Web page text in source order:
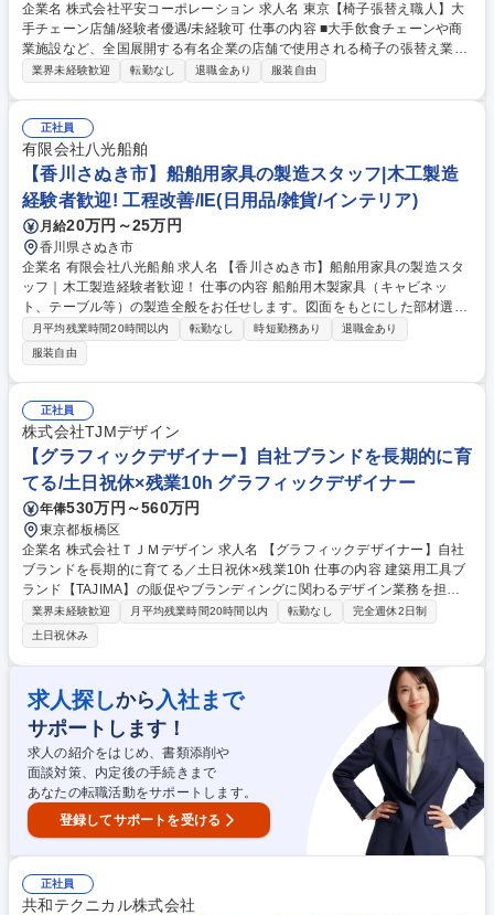
企業名 株式会社平安コーポレーション 求人名 東京【椅子張替え職人】大
手チェーン店舗/経験者優遇/未経験可 仕事の内容 ■大手飲食チェーンや商
業施設など、全国展開する有名企業の店舗で使用される椅子の張替え業務
■貼り替えの依頼内容確認、素材選定から椅子の分解、古い生地の除去、
作業 完成品の検品と納品対応 募集職種 東京【椅子張替え職人】大手チェ
ーン店舗/経験者優遇/未経験可
業界未経験歓迎 転勤なし 退職金あり 服装自由
正社員
有限会社八光船舶
【香川さぬき市】船舶用家具の製造スタッフ|木工製造
経験者歓迎! 工程改善/IE(日用品/雑貨/インテリア)
月給20万円～25万円
香川県さぬき市
企業名 有限会社八光船舶 求人名 【香川さぬき市】船舶用家具の製造スタ
ッフ｜木工製造経験者歓迎！ 仕事の内容 船舶用木製家具（キャビネッ
ト、テーブル等）の製造全般をお任せします。図面をもとにした部材選定
から加工、組み立てまで一貫して携わっていただきます。 《具体的には》
図面からの部材拾い出し、木材や合板、パネル材の切断・加工、家具の組
み立て、金具の取り付け、仕上げ、積み込み補助などをお任せします。 船
1隻あたり100種類以上の特注家具を自社工場で製作します。これまでの
経験を、船舶家具製造で活かしてみませんか。 募集職種 【香川さぬき
市】船舶用家具の製造スタッフ｜木工製造経験者歓迎！
月平均残業時間20時間以内 転勤なし 時短勤務あり
退職金あり
服装自由
正社員
株式会社TJMデザイン
【グラフィックデザイナー】自社ブランドを長期的に育
てる/土日祝休×残業10h グラフィックデザイナー
年俸530万円～560万円
東京都板橋区
企業名 株式会社ＴＪＭデザイン 求人名 【グラフィックデザイナー】自社
ブランドを長期的に育てる／土日祝休×残業10h 仕事の内容 建築用工具ブ
ランド【TAJIMA】の販促やブランディングに関わるデザイン業務を担当
します。営業や企画・開発部門などと連携し、情報整理や構成設計、デザ
イン提案の段階から主体的に関わっていただく仕事です。 ■ブランドブッ
ク、製品カタログ、販促チラシ等の紙媒体制作 ■撮影ディレクション ■制
作進行管理 ■社内関連部署（営業・企画・開発部門）や協力会社との調整
製品特長や販促意図を深く理解し、情報量の多い紙媒体でも分かりやすく
伝わるデザインを提案いただきます。 募集職種 【グラフィックデザイナ
ー】自社ブランドを長期的に育てる／土日祝休×残業10h
業界未経験歓迎 月平均残業時間20時間以内 転勤なし
完全週休2日制
土日祝休み
求人探しから 入社まで
サポートします！
求人の紹介をはじめ、書類添削や
面談対策、内定後の手続きまで
あなたの転職活動をサポートします。
登録してサポートを受ける
正社員
共和テクニカル株式会社